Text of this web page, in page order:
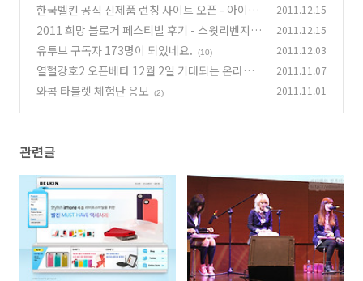
한국벨킨 공식 신제품 런칭 사이트 오픈 - 아이폰
4S 이쁜 케이스 (9)
2011.12.15
2011 희망 블로거 페스티벌 후기 - 스윗리벤지
김갑수 윤미래 (10)
2011.12.15
유투브 구독자 173명이 되었네요. (10) 2011.12.03
열혈강호2 오픈베타 12월 2일 기대되는 온라인
게임
(12)
2011.11.07
와콤 타블렛 체험단 응모 (2) 2011.11.01
관련글